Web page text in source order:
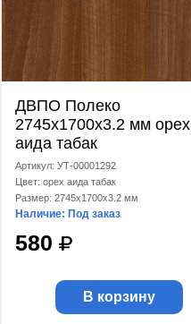
ДВПО Полеко
2745x1700x3.2 мм орех
аида табак
Артикул: УТ-00001292
Цвет: орех аида табак
Размер: 2745x1700x3.2 мм
Наличие: Под заказ
580
В корзину